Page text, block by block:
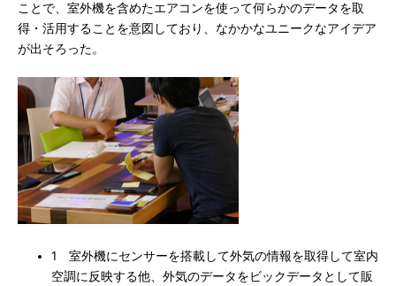
ことで、室外機を含めたエアコンを使って何らかのデータを取
得・活用することを意図しており、なかかなユニークなアイデア
が出そろった。
1 室外機にセンサーを搭載して外気の情報を取得して室内
空調に反映する他、外気のデータをビックデータとして販